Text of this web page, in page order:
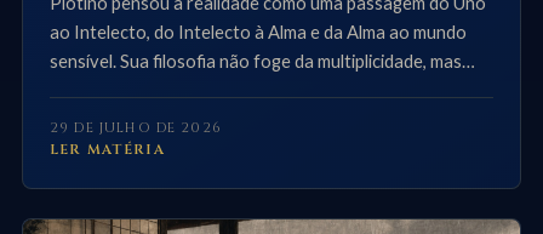
ao Intelecto, do Intelecto à Alma e da Alma ao mundo
sensível. Sua filosofia não foge da multiplicidade, mas
uma unidade mais alta.
29 DE JULHO DE 2026
LER MATÉRIA